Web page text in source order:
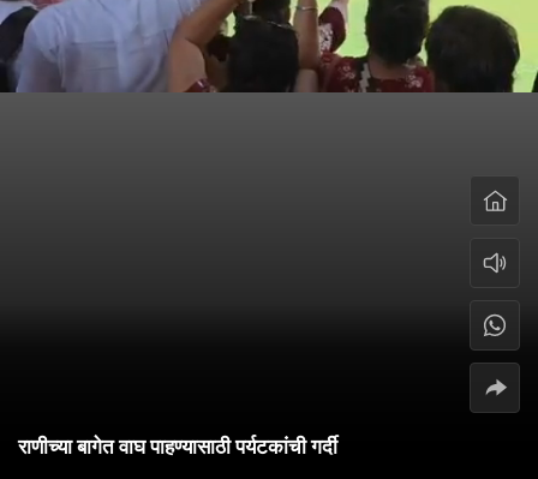
राणीच्या बागेत वाघ पाहण्यासाठी पर्यटकांची गर्दी